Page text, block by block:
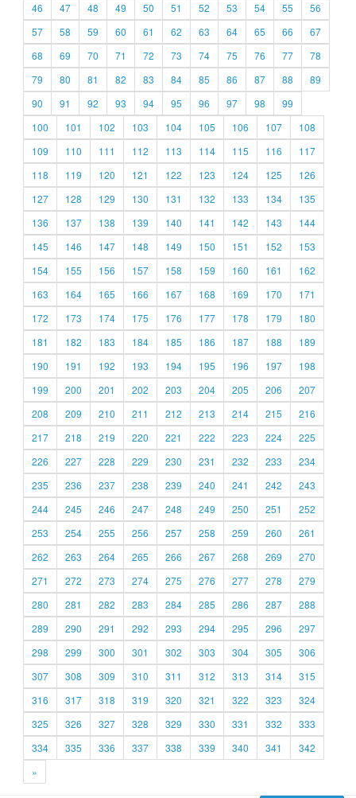
46
47 48 49 50 51 52 53 54 55
56
57
58 59 60 61 62 63 64 65 66
67
68
69 70 71 72 73 74 75 76 77
78
79
80 81 82 83 84 85 86 87 88
89
90
91 92 93 94 95 96 97 98
99
100
101 102 103 104 105 106 107
108
109
110 111 112 113 114 115 116
117
118
119 120 121 122 123 124 125
126
127
128 129 130 131 132 133 134
135
136
137 138 139 140 141 142 143
144
145
146 147 148 149 150 151 152
153
154
155 156 157 158 159 160 161
162
163
164 165 166 167 168 169 170
171
172
173 174 175 176 177 178 179
180
181
182 183 184 185 186 187 188
189
190
191 192 193 194 195 196 197
198
199
200 201 202 203 204 205 206
207
208
209 210 211 212 213 214 215
216
217
218 219 220 221 222 223 224
225
226
227 228 229 230 231 232 233
234
235
236 237 238 239 240 241 242
243
244
245 246 247 248 249 250 251
252
253
254 255 256 257 258 259 260
261
262
263 264 265 266 267 268 269
270
271
272 273 274 275 276 277 278
279
280
281 282 283 284 285 286 287
288
289
290 291 292 293 294 295 296
297
298
299 300 301 302 303 304 305
306
307
308 309 310 311 312 313 314
315
316
317 318 319 320 321 322 323
324
325
326 327 328 329 330 331 332
333
334
335 336 337 338 339 340 341
342
»